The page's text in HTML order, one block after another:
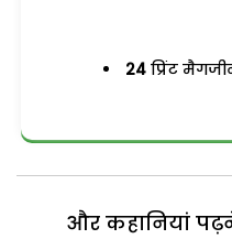
24 प्रिंट
और कहानियां